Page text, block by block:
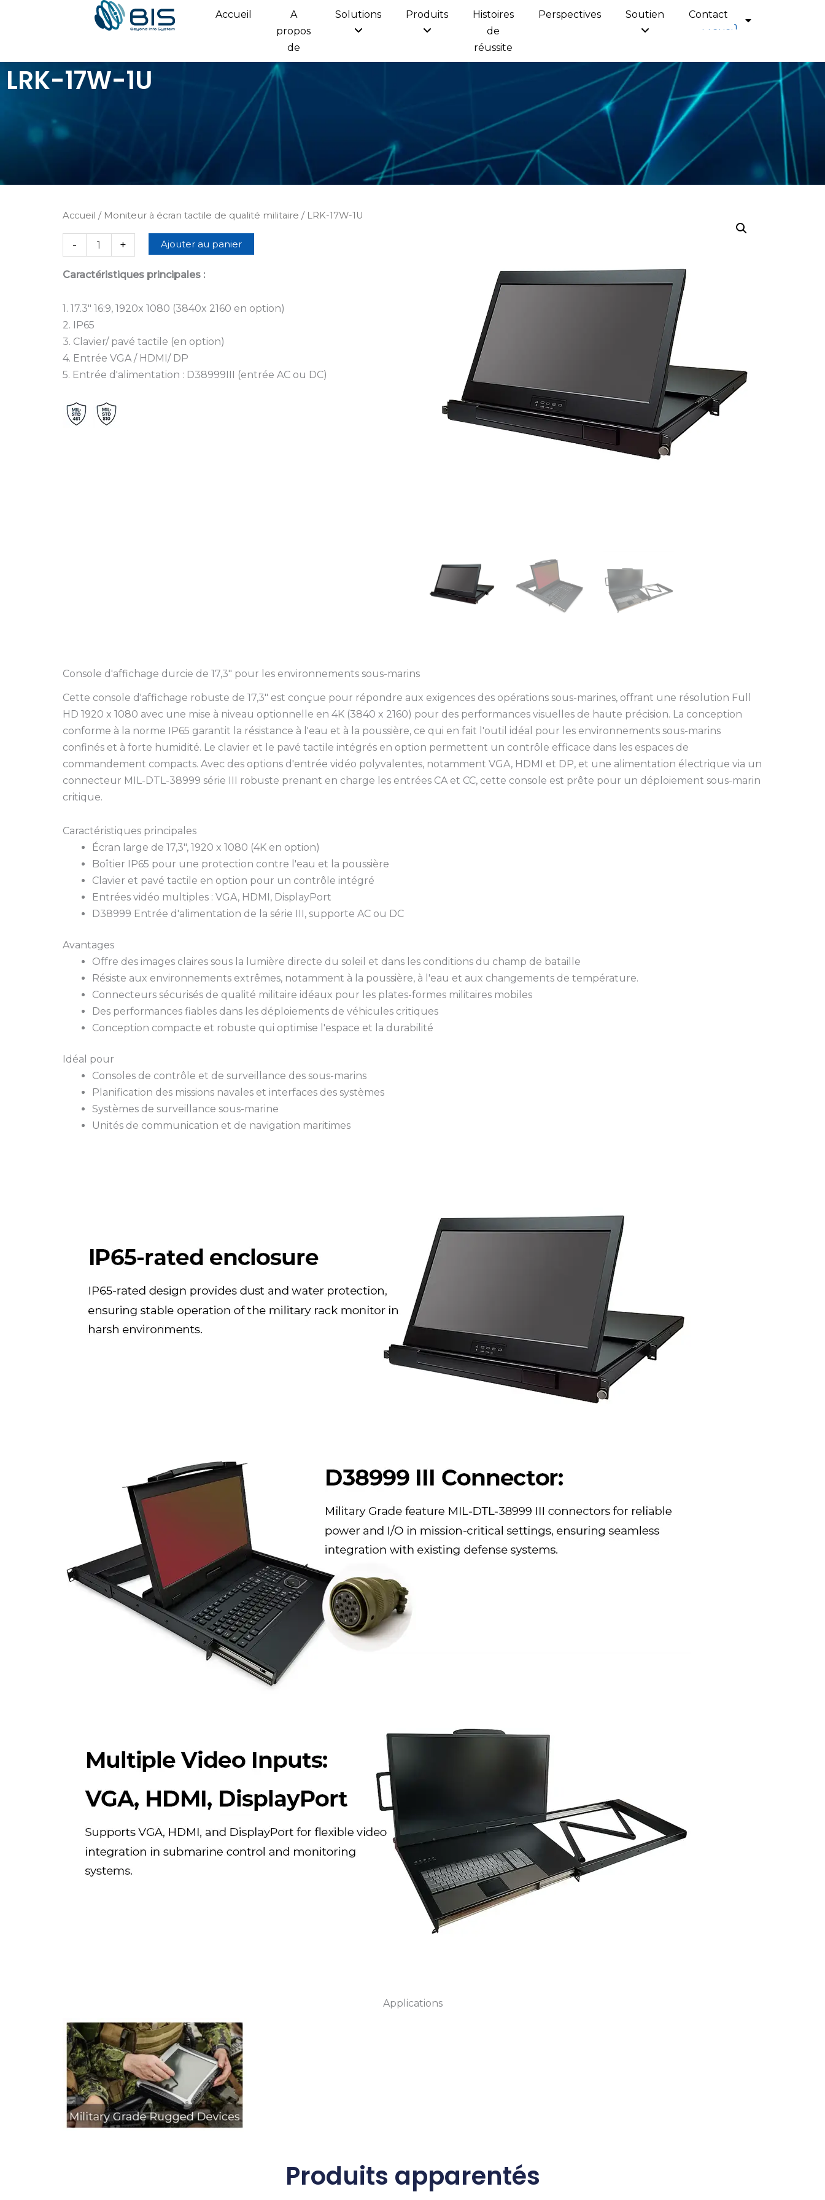
Accueil
A
propos
de
Solutions Produits
Histoires
de
réussite
Perspectives Soutien
Contact
French
LRK-17W-1U
Accueil / Moniteur à écran tactile de qualité militaire / LRK-17W-1U
-
quantité
de
LRK-
1U
+ Ajouter au panier
Caractéristiques principales :
1. 17.3″ 16:9, 1920x 1080 (3840x 2160 en option)
2. IP65
3. Clavier/ pavé tactile (en option)
4. Entrée VGA / HDMI/ DP
5. Entrée d'alimentation : D38999III (entrée AC ou DC)
Console d'affichage durcie de 17,3″ pour les environnements sous-marins
Cette console d'affichage robuste de 17,3″ est conçue pour répondre aux exigences des opérations sous-marines, offrant une résolution Full
HD 1920 x 1080 avec une mise à niveau optionnelle en 4K (3840 x 2160) pour des performances visuelles de haute précision. La conception
conforme à la norme IP65 garantit la résistance à l'eau et à la poussière, ce qui en fait l'outil idéal pour les environnements sous-marins
confinés et à forte humidité. Le clavier et le pavé tactile intégrés en option permettent un contrôle efficace dans les espaces de
commandement compacts. Avec des options d'entrée vidéo polyvalentes, notamment VGA, HDMI et DP, et une alimentation électrique via un
connecteur MIL-DTL-38999 série III robuste prenant en charge les entrées CA et CC, cette console est prête pour un déploiement sous-marin
critique.
Caractéristiques principales
Écran large de 17,3″, 1920 x 1080 (4K en option)
Boîtier IP65 pour une protection contre l'eau et la poussière
Clavier et pavé tactile en option pour un contrôle intégré
Entrées vidéo multiples : VGA, HDMI, DisplayPort
D38999 Entrée d'alimentation de la série III, supporte AC ou DC
Avantages
Offre des images claires sous la lumière directe du soleil et dans les conditions du champ de bataille
Résiste aux environnements extrêmes, notamment à la poussière, à l'eau et aux changements de température.
Connecteurs sécurisés de qualité militaire idéaux pour les plates-formes militaires mobiles
Des performances fiables dans les déploiements de véhicules critiques
Conception compacte et robuste qui optimise l'espace et la durabilité
Idéal pour
Consoles de contrôle et de surveillance des sous-marins
Planification des missions navales et interfaces des systèmes
Systèmes de surveillance sous-marine
Unités de communication et de navigation maritimes
Applications
Produits apparentés